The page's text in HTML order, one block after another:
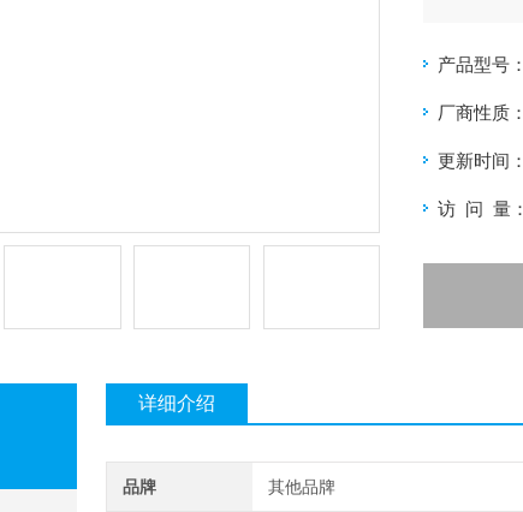
产品型号：
厂商性质：
更新时间：
访 问 量：
详细介绍
品牌 其他品牌